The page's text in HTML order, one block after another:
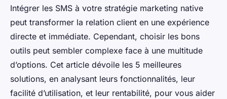
5 meilleures outils sms pour
optimiser votre stratégie
marketing
Adrien•14 juillet 2025•10 min de lecture
Intégrer les SMS à votre stratégie marketing native
peut transformer la relation client en une expérience
directe et immédiate. Cependant, choisir les bons
outils peut sembler complexe face à une multitude
d’options. Cet article dévoile les 5 meilleures
solutions, en analysant leurs fonctionnalités, leur
facilité d’utilisation, et leur rentabilité, pour vous aider